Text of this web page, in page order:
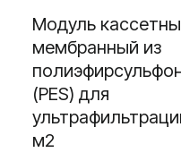
Модуль
мембранный из
(PES) для
м2